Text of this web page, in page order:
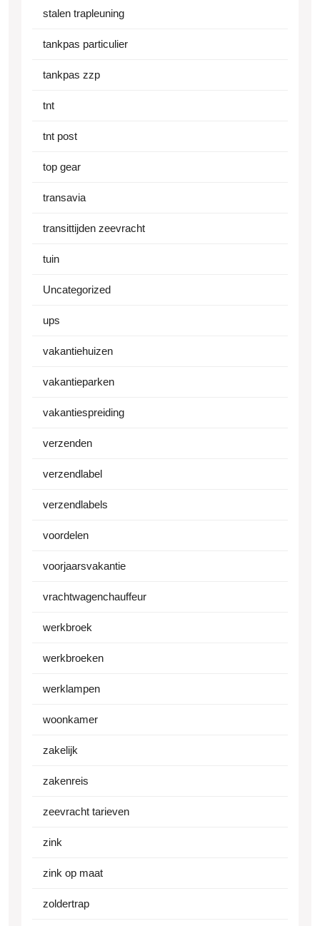
stalen trapleuning
tankpas particulier
tankpas zzp
tnt
tnt post
top gear
transavia
transittijden zeevracht
tuin
Uncategorized
ups
vakantiehuizen
vakantieparken
vakantiespreiding
verzenden
verzendlabel
verzendlabels
voordelen
voorjaarsvakantie
vrachtwagenchauffeur
werkbroek
werkbroeken
werklampen
woonkamer
zakelijk
zakenreis
zeevracht tarieven
zink
zink op maat
zoldertrap